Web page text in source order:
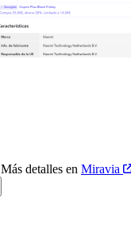
Más detalles en Miravia